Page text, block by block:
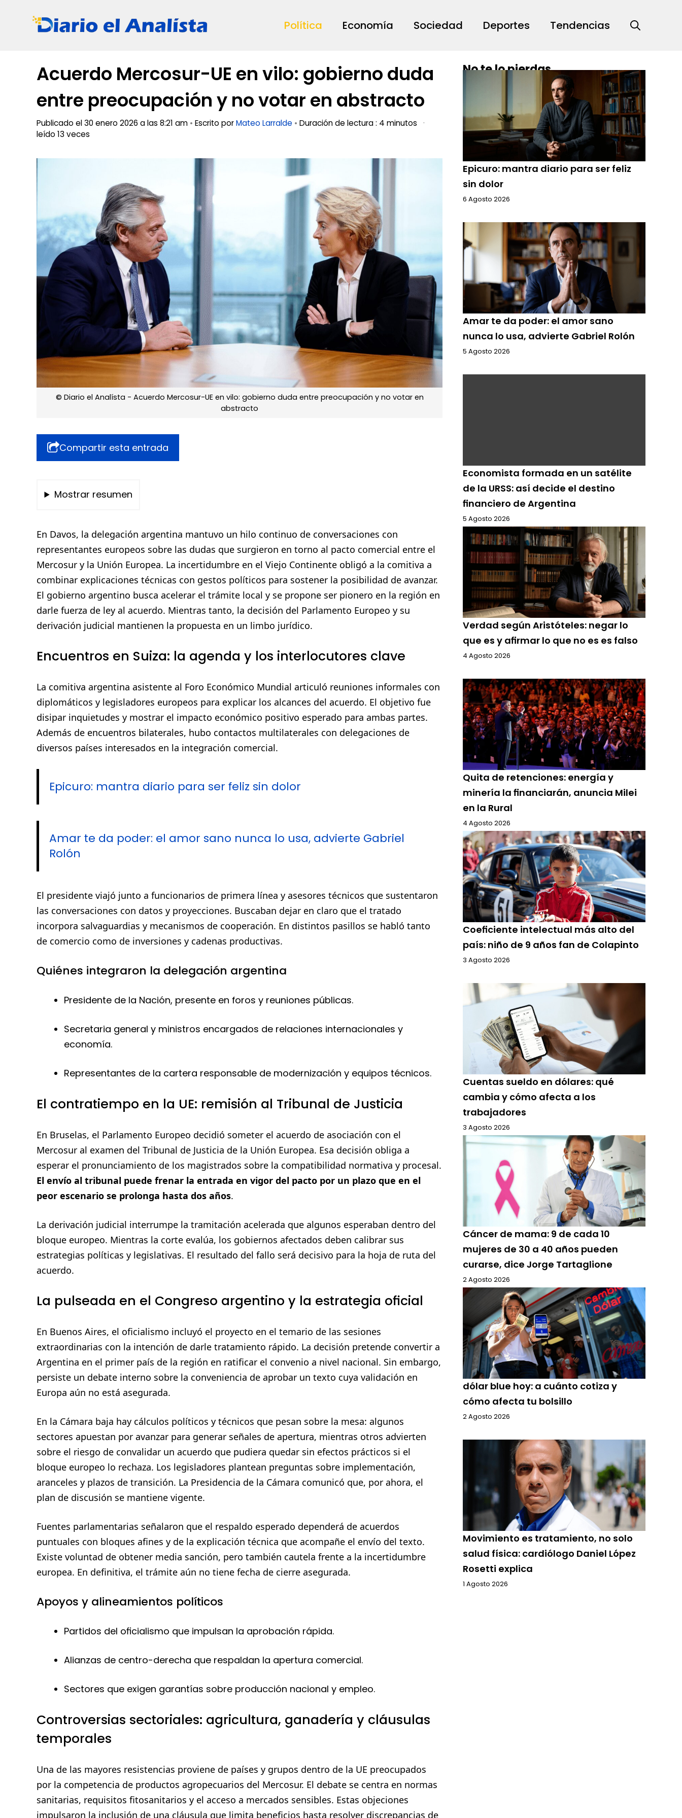
Política Economía Sociedad Deportes Tendencias
Acuerdo Mercosur-UE en vilo: gobierno duda
entre preocupación y no votar en abstracto
Publicado el 30 enero 2026 a las 8:21 am • Escrito porMateo Larralde • Duración de lectura : 4 minutos
·
leído 13 veces
© Diario el Analísta - Acuerdo Mercosur-UE en vilo: gobierno duda entre preocupación y no votar en
abstracto
Compartir esta entrada
Mostrar resumen
En Davos, la delegación argentina mantuvo un hilo continuo de conversaciones con
representantes europeos sobre las dudas que surgieron en torno al pacto comercial entre el
Mercosur y la Unión Europea. La incertidumbre en el Viejo Continente obligó a la comitiva a
combinar explicaciones técnicas con gestos políticos para sostener la posibilidad de avanzar.
El gobierno argentino busca acelerar el trámite local y se propone ser pionero en la región en
darle fuerza de ley al acuerdo. Mientras tanto, la decisión del Parlamento Europeo y su
derivación judicial mantienen la propuesta en un limbo jurídico.
Encuentros en Suiza: la agenda y los interlocutores clave
La comitiva argentina asistente al Foro Económico Mundial articuló reuniones informales con
diplomáticos y legisladores europeos para explicar los alcances del acuerdo. El objetivo fue
disipar inquietudes y mostrar el impacto económico positivo esperado para ambas partes.
Además de encuentros bilaterales, hubo contactos multilaterales con delegaciones de
diversos países interesados en la integración comercial.
Epicuro: mantra diario para ser feliz sin dolor
Amar te da poder: el amor sano nunca lo usa, advierte Gabriel
Rolón
El presidente viajó junto a funcionarios de primera línea y asesores técnicos que sustentaron
las conversaciones con datos y proyecciones. Buscaban dejar en claro que el tratado
incorpora salvaguardias y mecanismos de cooperación. En distintos pasillos se habló tanto
de comercio como de inversiones y cadenas productivas.
Quiénes integraron la delegación argentina
Presidente de la Nación, presente en foros y reuniones públicas.
Secretaria general y ministros encargados de relaciones internacionales y
economía.
Representantes de la cartera responsable de modernización y equipos técnicos.
El contratiempo en la UE: remisión al Tribunal de Justicia
En Bruselas, el Parlamento Europeo decidió someter el acuerdo de asociación con el
Mercosur al examen del Tribunal de Justicia de la Unión Europea. Esa decisión obliga a
esperar el pronunciamiento de los magistrados sobre la compatibilidad normativa y procesal.
El envío al tribunal puede frenar la entrada en vigor del pacto por un plazo que en el
peor escenario se prolonga hasta dos años.
La derivación judicial interrumpe la tramitación acelerada que algunos esperaban dentro del
bloque europeo. Mientras la corte evalúa, los gobiernos afectados deben calibrar sus
estrategias políticas y legislativas. El resultado del fallo será decisivo para la hoja de ruta del
acuerdo.
La pulseada en el Congreso argentino y la estrategia oficial
En Buenos Aires, el oficialismo incluyó el proyecto en el temario de las sesiones
extraordinarias con la intención de darle tratamiento rápido. La decisión pretende convertir a
Argentina en el primer país de la región en ratificar el convenio a nivel nacional. Sin embargo,
persiste un debate interno sobre la conveniencia de aprobar un texto cuya validación en
Europa aún no está asegurada.
En la Cámara baja hay cálculos políticos y técnicos que pesan sobre la mesa: algunos
sectores apuestan por avanzar para generar señales de apertura, mientras otros advierten
sobre el riesgo de convalidar un acuerdo que pudiera quedar sin efectos prácticos si el
bloque europeo lo rechaza. Los legisladores plantean preguntas sobre implementación,
aranceles y plazos de transición. La Presidencia de la Cámara comunicó que, por ahora, el
plan de discusión se mantiene vigente.
Fuentes parlamentarias señalaron que el respaldo esperado dependerá de acuerdos
puntuales con bloques afines y de la explicación técnica que acompañe el envío del texto.
Existe voluntad de obtener media sanción, pero también cautela frente a la incertidumbre
europea. En definitiva, el trámite aún no tiene fecha de cierre asegurada.
Apoyos y alineamientos políticos
Partidos del oficialismo que impulsan la aprobación rápida.
Alianzas de centro-derecha que respaldan la apertura comercial.
Sectores que exigen garantías sobre producción nacional y empleo.
Controversias sectoriales: agricultura, ganadería y cláusulas
temporales
Una de las mayores resistencias proviene de países y grupos dentro de la UE preocupados
por la competencia de productos agropecuarios del Mercosur. El debate se centra en normas
sanitarias, requisitos fitosanitarios y el acceso a mercados sensibles. Estas objeciones
impulsaron la inclusión de una cláusula que limita beneficios hasta resolver discrepancias de
No te lo pierdas
Epicuro: mantra diario para ser feliz
sin dolor
6 Agosto 2026
Amar te da poder: el amor sano
nunca lo usa, advierte Gabriel Rolón
5 Agosto 2026
Economista formada en un satélite
de la URSS: así decide el destino
financiero de Argentina
5 Agosto 2026
Verdad según Aristóteles: negar lo
que es y afirmar lo que no es es falso
4 Agosto 2026
Quita de retenciones: energía y
minería la financiarán, anuncia Milei
en la Rural
4 Agosto 2026
Coeficiente intelectual más alto del
país: niño de 9 años fan de Colapinto
3 Agosto 2026
Cuentas sueldo en dólares: qué
cambia y cómo afecta a los
trabajadores
3 Agosto 2026
Cáncer de mama: 9 de cada 10
mujeres de 30 a 40 años pueden
curarse, dice Jorge Tartaglione
2 Agosto 2026
dólar blue hoy: a cuánto cotiza y
cómo afecta tu bolsillo
2 Agosto 2026
Movimiento es tratamiento, no solo
salud física: cardiólogo Daniel López
Rosetti explica
1 Agosto 2026